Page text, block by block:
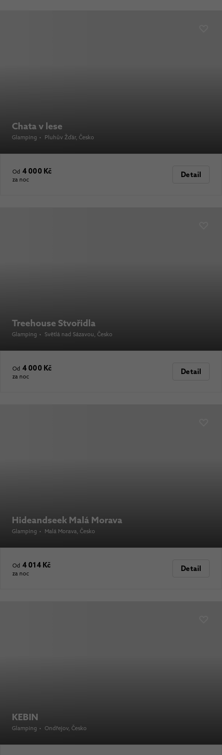
Chata v lese
Glamping • Pluhův Žďár, Česko
Od 4 000 Kč
za noc
Detail
Treehouse Stvořidla
Glamping • Světlá nad Sázavou, Česko
Od 4 000 Kč
za noc
Detail
Hideandseek Malá Morava
Glamping • Malá Morava, Česko
Od 4 014 Kč
za noc
Detail
KEBIN
Glamping • Ondřejov, Česko